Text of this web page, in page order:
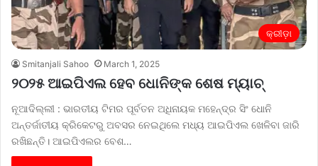
କ୍ରୀଡ଼ା
Smitanjali Sahoo March 1, 2025
୨୦୨୫ ଆଇପିଏଲ ହେବ ଧୋନିଙ୍କ ଶେଷ ମ୍ୟାଚ୍‌
ନୂଆଦିଲ୍ଲୀ : ଭାରତୀୟ ଟିମର ପୂର୍ବତନ ଅଧିନାୟକ ମହେନ୍ଦ୍ର ସିଂ ଧୋନି
ଅନ୍ତର୍ଜାତୀୟ କ୍ରିକେଟରୁ ଅବସର ନେଇଥିଲେ ମଧ୍ୟ ଆଇପିଏଲ ଖେଳିବା ଜାରି
ରଖିଛନ୍ତି। ଆଇପିଏଲର ବେଶ…